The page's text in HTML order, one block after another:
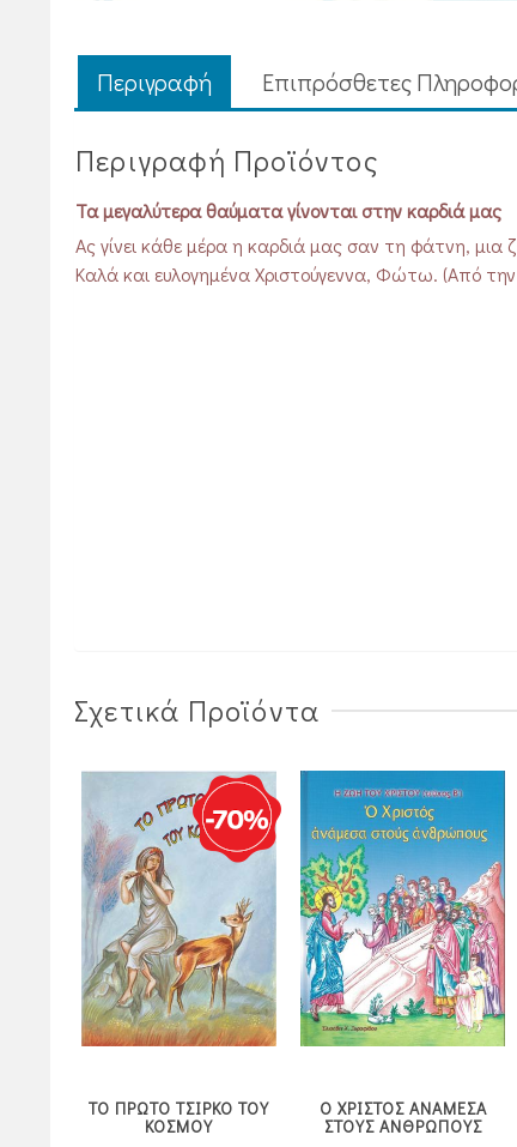
Περιγραφή Επιπρόσθετες
Περιγραφή Προϊόντος
Τα μεγαλύτερα θαύματα γίνονται στην καρδιά μας
Ας γίνει κάθε μέρα η καρδιά μας σαν τη φάτνη, μια
Καλά και ευλογημένα Χριστούγεννα, Φώτω. (Από
Σχετικά Προϊόντα
ΤΟ ΠΡΩΤΟ ΤΣΙΡΚΟ ΤΟΥ
ΚΟΣΜΟΥ
Ο ΧΡΙΣΤΟΣ ΑΝΑΜΕΣΑ
ΣΤΟΥΣ ΑΝΘΡΩΠΟΥΣ